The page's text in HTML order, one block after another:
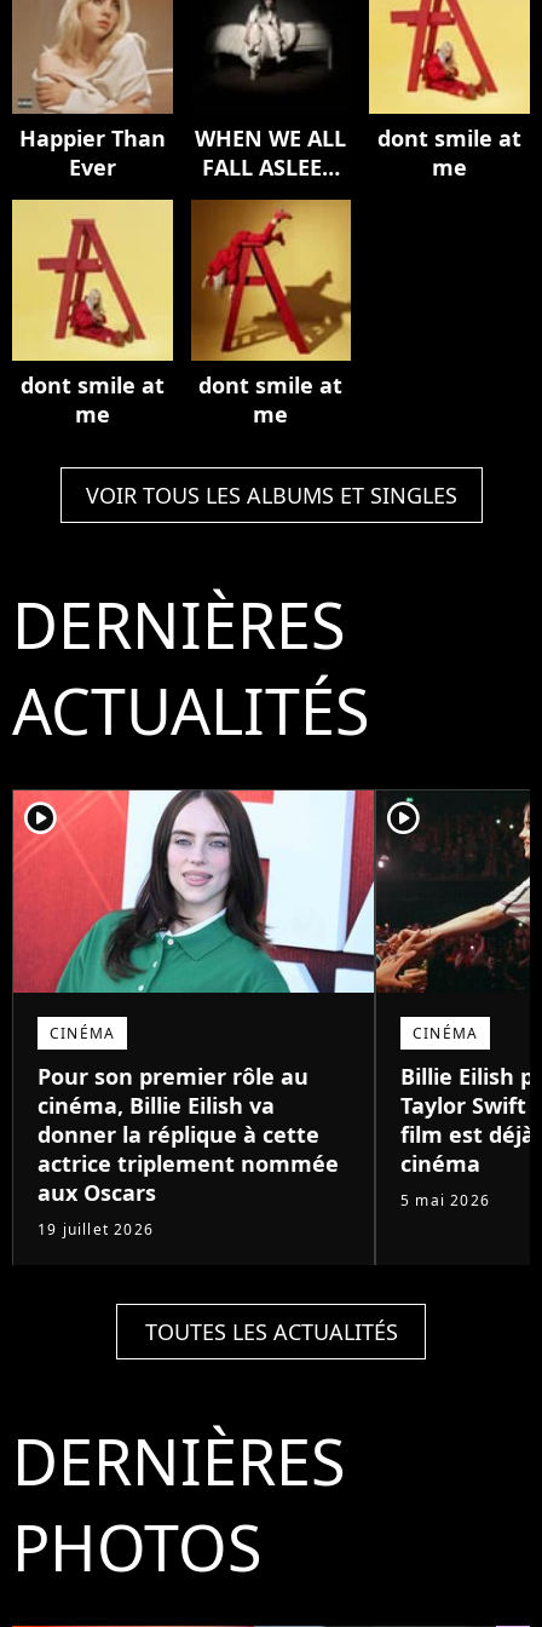
Happier Than
Ever
WHEN WE ALL
FALL ASLEEP,
WHERE DO WE
GO?
dont smile at
me
dont smile at
me
dont smile at
me
VOIR TOUS LES ALBUMS ET SINGLES
DERNIÈRES
ACTUALITÉS
player2
CINÉMA
Pour son premier rôle au
cinéma, Billie Eilish va
donner la réplique à cette
actrice triplement nommée
aux Oscars
19 juillet 2026
player2
CINÉMA
Billie Eilish
Taylor Swift
film est
cinéma
5 mai 2026
TOUTES LES ACTUALITÉS
DERNIÈRES
PHOTOS